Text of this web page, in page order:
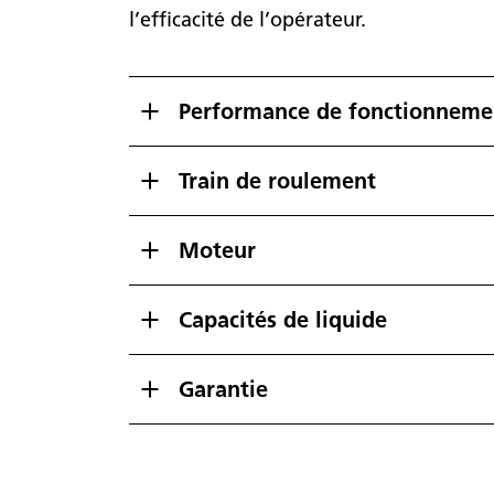
l’efficacité de l’opérateur.
Performance de
Train de roulement
Moteur
Capacités de liquide
Garantie